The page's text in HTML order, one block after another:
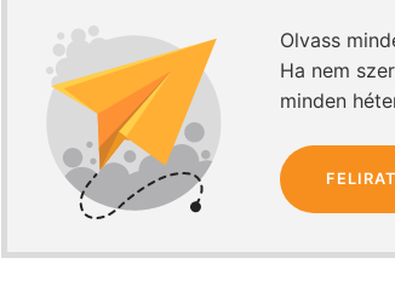
Olvass
Ha nem
minden